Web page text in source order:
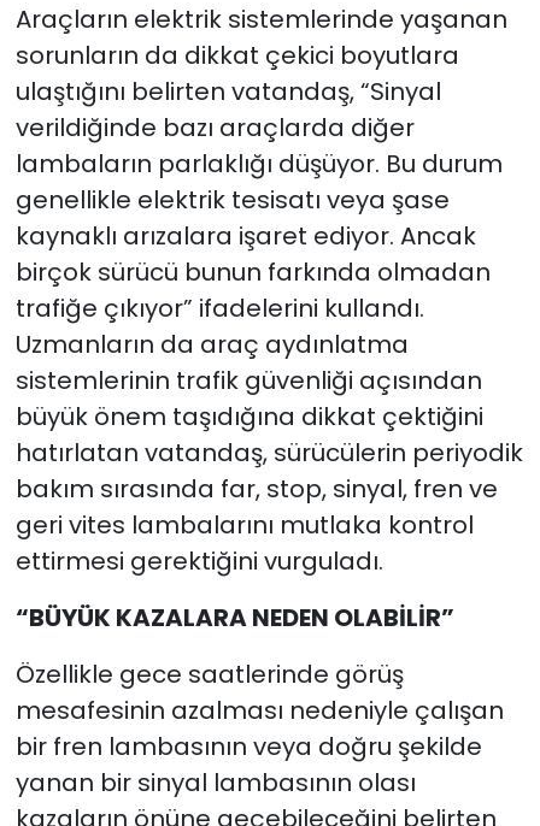
Araçların elektrik sistemlerinde yaşanan
sorunların da dikkat çekici boyutlara
ulaştığını belirten vatandaş, “Sinyal
verildiğinde bazı araçlarda diğer
lambaların parlaklığı düşüyor. Bu durum
genellikle elektrik tesisatı veya şase
kaynaklı arızalara işaret ediyor. Ancak
birçok sürücü bunun farkında olmadan
trafiğe çıkıyor” ifadelerini kullandı.
Uzmanların da araç aydınlatma
sistemlerinin trafik güvenliği açısından
büyük önem taşıdığına dikkat çektiğini
hatırlatan vatandaş, sürücülerin periyodik
bakım sırasında far, stop, sinyal, fren ve
geri vites lambalarını mutlaka kontrol
ettirmesi gerektiğini vurguladı.
“BÜYÜK KAZALARA NEDEN OLABİLİR”
Özellikle gece saatlerinde görüş
mesafesinin azalması nedeniyle çalışan
bir fren lambasının veya doğru şekilde
yanan bir sinyal lambasının olası
kazaların önüne geçebileceğini belirten